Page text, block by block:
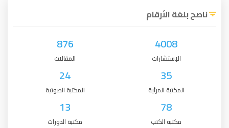
ناصح بلغة الأرقام
4008
الإستشارات
876
المقالات
35
المكتبة المرئية
24
المكتبة الصوتية
78
مكتبة الكتب
13
مكتبة الدورات